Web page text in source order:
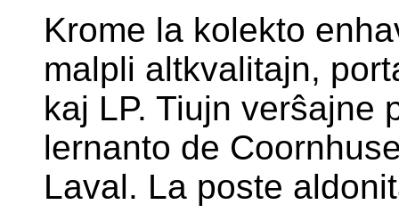
Krome la kolekto
malpli altkvalitajn,
kaj LP. Tiujn verŝajne
lernanto de
Laval. La poste